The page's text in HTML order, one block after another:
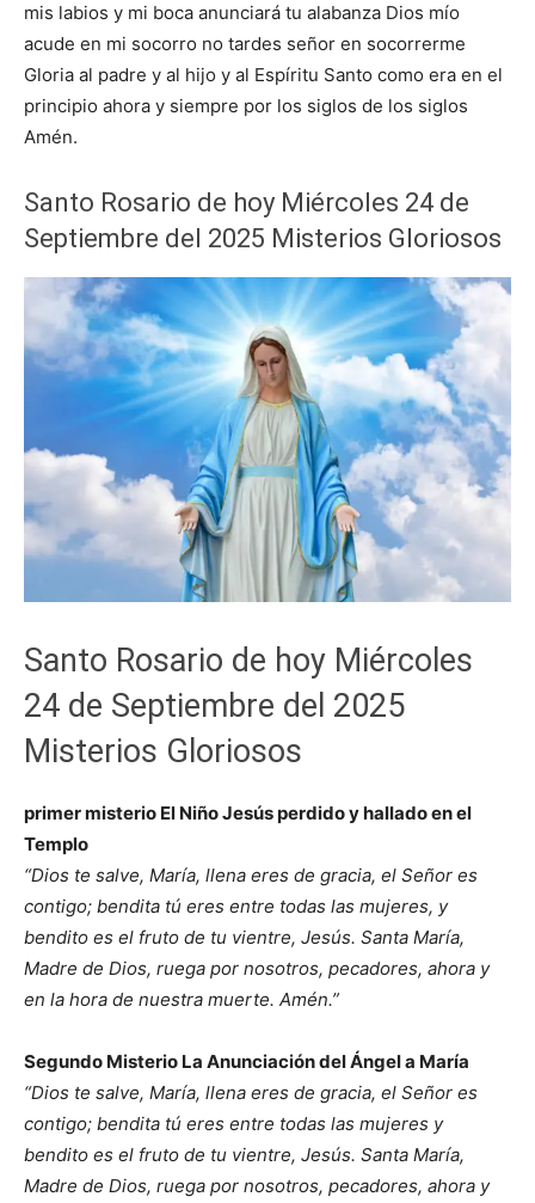
mis labios y mi boca anunciará tu alabanza Dios mío
acude en mi socorro no tardes señor en socorrerme
Gloria al padre y al hijo y al Espíritu Santo como era en el
principio ahora y siempre por los siglos de los siglos
Amén.
Santo Rosario de hoy Miércoles 24 de
Septiembre del 2025 Misterios Gloriosos
Santo Rosario de hoy Miércoles
24 de Septiembre del 2025
Misterios Gloriosos
primer misterio El Niño Jesús perdido y hallado en el
Templo
“Dios te salve, María, llena eres de gracia, el Señor es
contigo; bendita tú eres entre todas las mujeres, y
bendito es el fruto de tu vientre, Jesús. Santa María,
Madre de Dios, ruega por nosotros, pecadores, ahora y
en la hora de nuestra muerte. Amén.”
Segundo Misterio La Anunciación del Ángel a María
“Dios te salve, María, llena eres de gracia, el Señor es
contigo; bendita tú eres entre todas las mujeres y
bendito es el fruto de tu vientre, Jesús. Santa María,
Madre de Dios, ruega por nosotros, pecadores, ahora y